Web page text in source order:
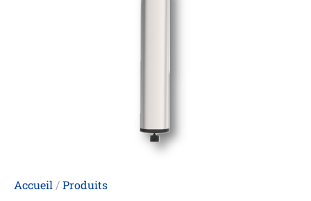
Accueil/Produits